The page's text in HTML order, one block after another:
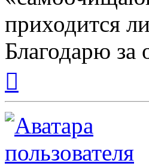
приходится
Благодарю за
началу